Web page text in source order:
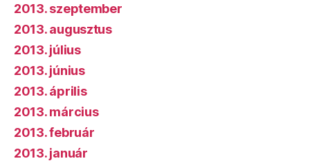
2013. szeptember
2013. augusztus
2013. július
2013. június
2013. április
2013. március
2013. február
2013. január